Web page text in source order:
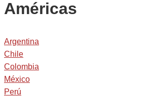
Américas
Argentina
Chile
Colombia
México
Perú